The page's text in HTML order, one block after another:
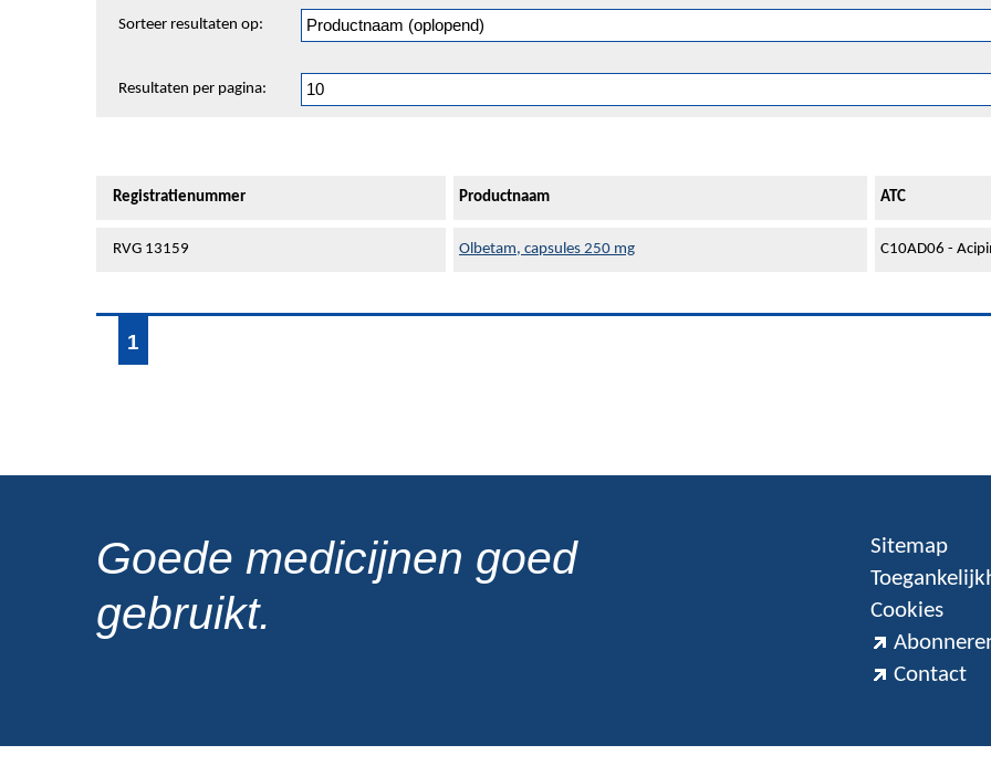
en
Sorteer resultaten op:
Resultaten per pagina:
Registratienummer Productnaam ATC
RVG 13159 Olbetam, capsules 250 mg C10AD06 -
1
Goede medicijnen goed
gebruikt.
Sitemap
Cookies
Contact